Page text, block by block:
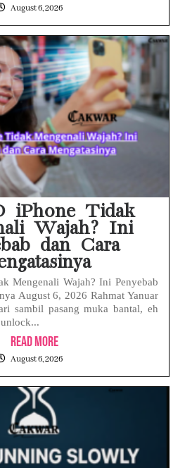
August 6, 2026
iPhone Tidak
Wajah? Ini
dan Cara
Mengenali Wajah? Ini Penyebab
August 6, 2026 Rahmat Yanuar
sambil pasang muka bantal, eh
Read More
August 6, 2026